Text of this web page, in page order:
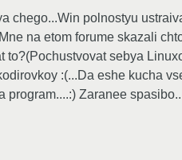
chego...Win polnostyu
na etom forume skazali
sebya
:(...Da eshe kucha
program....:) Zaranee